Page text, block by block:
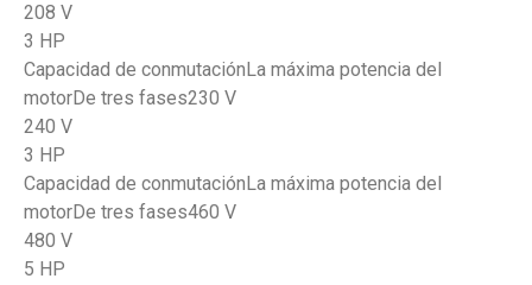
208 V
3 HP
Capacidad de conmutaciónLa máxima potencia del
motorDe tres fases230 V
240 V
3 HP
Capacidad de conmutaciónLa máxima potencia del
motorDe tres fases460 V
480 V
5 HP